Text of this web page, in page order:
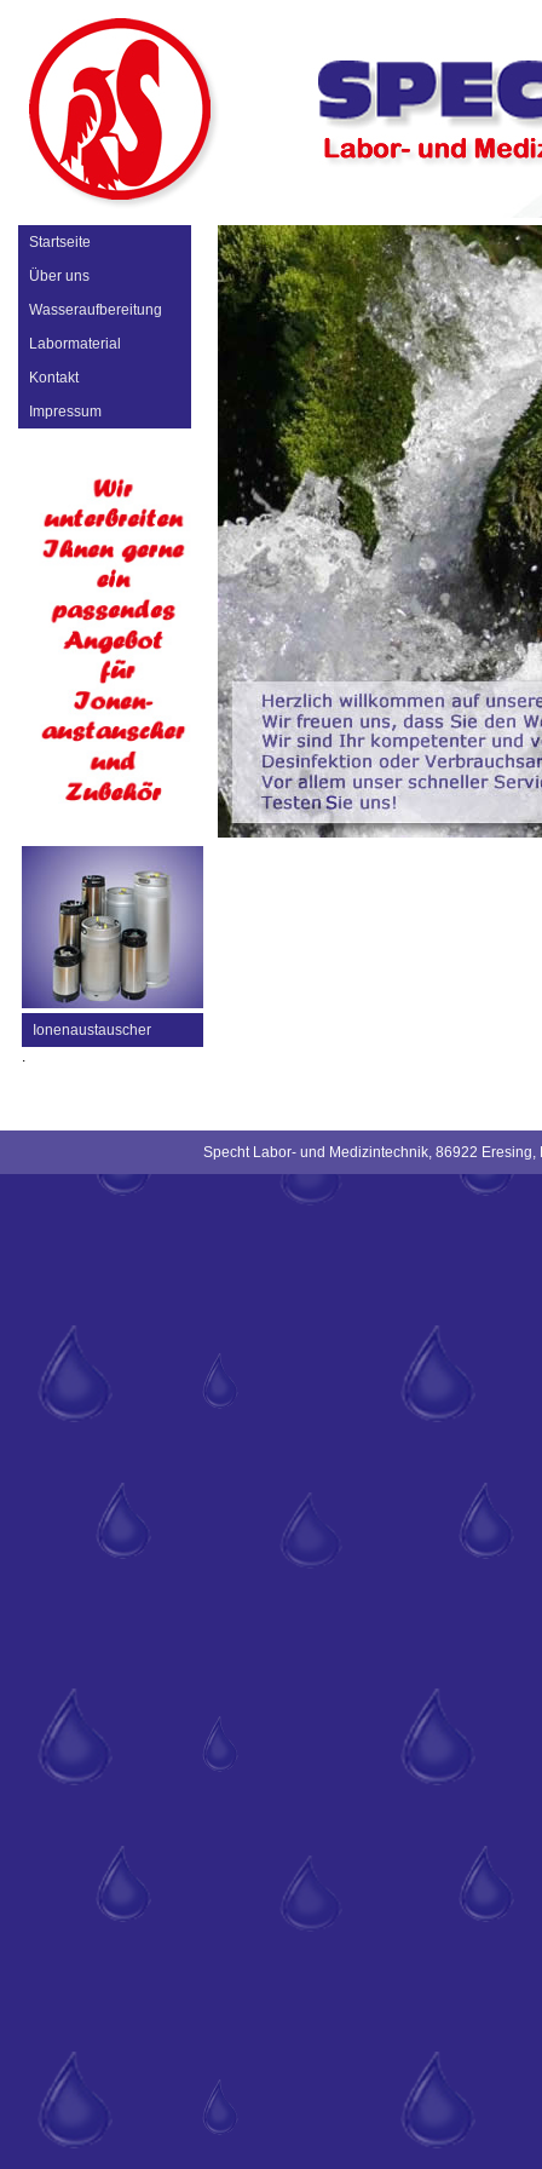
Startseite
Über uns
Wasseraufbereitung
Labormaterial
Kontakt
Impressum
Ionenaustauscher
.
Specht Labor- und Medizintechnik, 86922